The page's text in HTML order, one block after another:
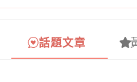
話題文章